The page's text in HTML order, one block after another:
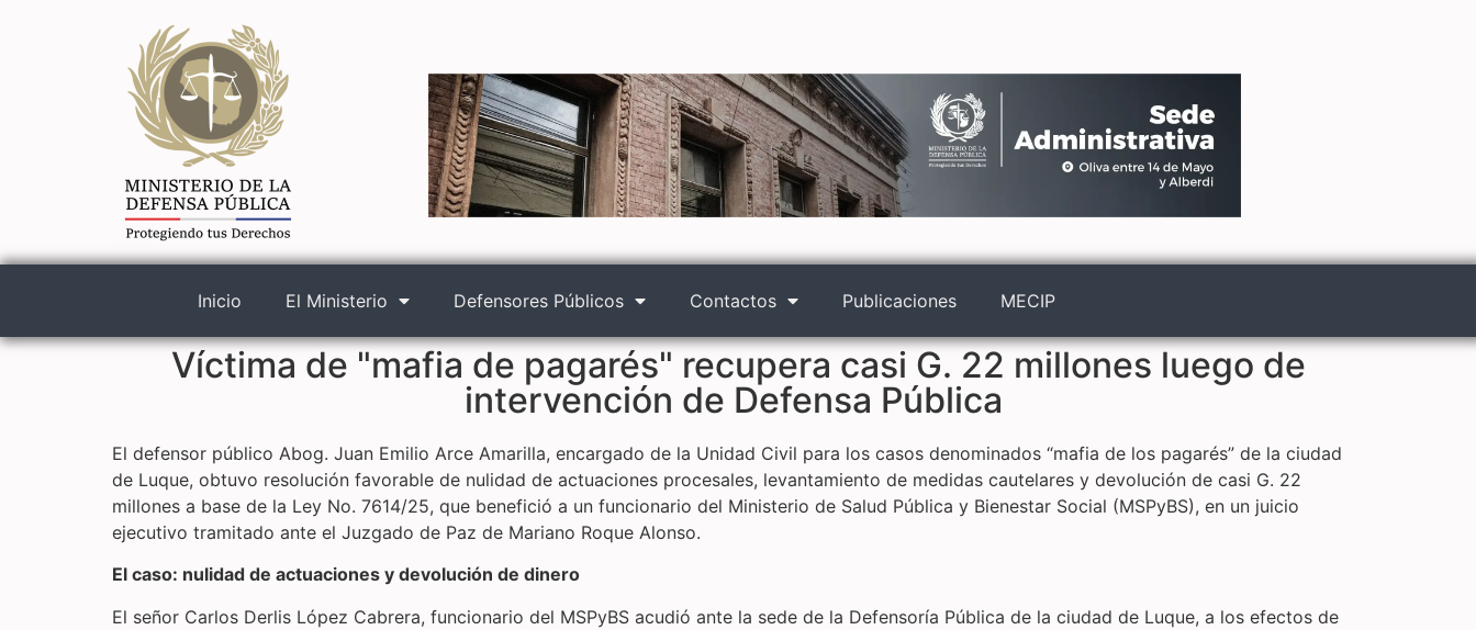
Inicio El Ministerio Defensores Públicos Contactos Publicaciones MECIP
Víctima de "mafia de pagarés" recupera casi G. 22 millones luego de
intervención de Defensa Pública
El defensor público Abog. Juan Emilio Arce Amarilla, encargado de la Unidad Civil para los casos denominados “mafia de los pagarés” de la ciudad
de Luque, obtuvo resolución favorable de nulidad de actuaciones procesales, levantamiento de medidas cautelares y devolución de casi G. 22
millones a base de la Ley No. 7614/25, que benefició a un funcionario del Ministerio de Salud Pública y Bienestar Social (MSPyBS), en un juicio
ejecutivo tramitado ante el Juzgado de Paz de Mariano Roque Alonso.
El caso: nulidad de actuaciones y devolución de dinero
El señor Carlos Derlis López Cabrera, funcionario del MSPyBS acudió ante la sede de la Defensoría Pública de la ciudad de Luque, a los efectos de